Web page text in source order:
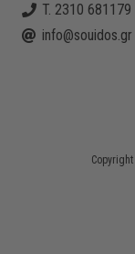
T. 2310
info@souidos.gr